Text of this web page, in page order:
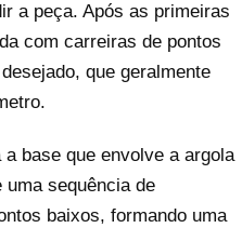
a peça. Após as primeiras
com carreiras de pontos
que geralmente
base que envolve a argola
sequência de
baixos, formando uma